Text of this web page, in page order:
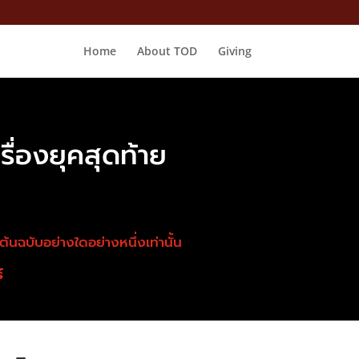
Home About TOD Giving
องยุคสุดท้าย
ฉบับอย่างใดอย่างหนึ่งเท่านั้น